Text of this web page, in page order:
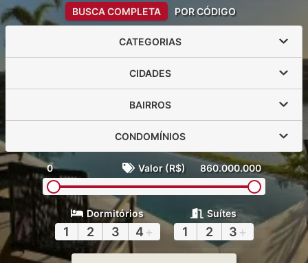
BUSCA COMPLETA POR CÓDIGO
CATEGORIAS
CIDADES
BAIRROS
CONDOMÍNIOS
0 Valor (R$) 860.000.000
Dormitórios
1 2 3 4 +
Suítes
1 2 3 +